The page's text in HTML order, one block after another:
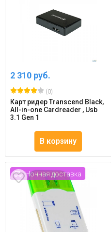
2 310 руб.
(0)
Карт ридер Transcend Black,
All-in-one Cardreader , Usb
3.1 Gen 1
В корзину
Ночная доставка